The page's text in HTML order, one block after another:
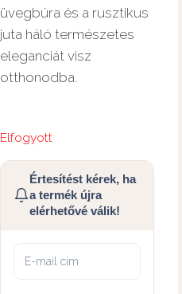
üvegbúra és a rusztikus
juta háló természetes
eleganciát visz
otthonodba.
Elfogyott
Értesítést kérek, ha
a termék újra
elérhetővé válik!